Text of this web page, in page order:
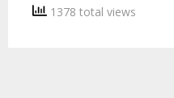
1378 total views